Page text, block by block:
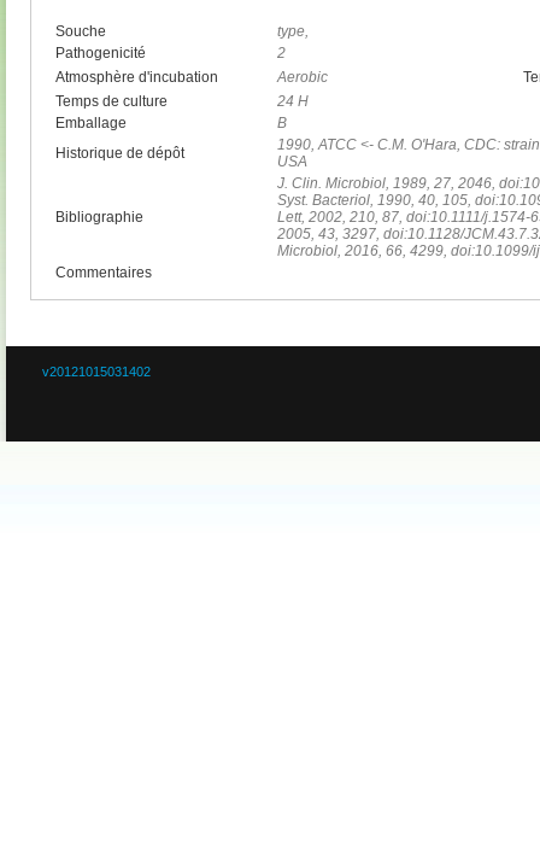
Souche
type,
Pathogenicité
2
Atmosphère d'incubation
Aerobic
Temps de culture
24 H
Emballage
B
Historique de dépôt
1990, ATCC <- C.M. O'Hara, CDC:
USA
Bibliographie
J. Clin. Microbiol, 1989, 27, 2046,
Syst. Bacteriol, 1990, 40, 105,
Lett, 2002, 210, 87, doi:10.1111/
2005, 43, 3297, doi:10.1128/
Microbiol, 2016, 66, 4299, doi:10.1099/
Commentaires
v20121015031402